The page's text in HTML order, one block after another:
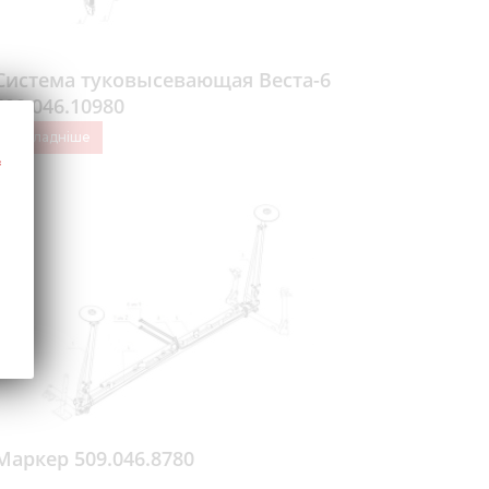
туковысевающая Веста-6
Докладніше
509.046.8780